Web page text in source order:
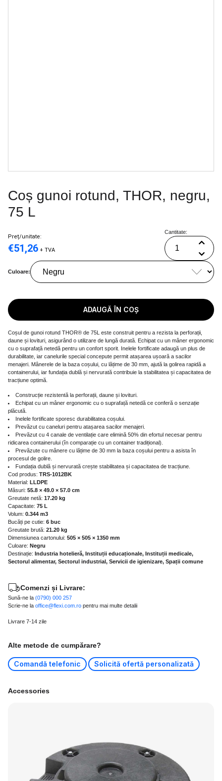
Coș gunoi rotund, THOR, negru,
75 L
Preț/unitate:
€51,26 + TVA
Cantitate:
Culoare:
ADAUGĂ ÎN COȘ
Coșul de gunoi rotund THOR® de 75L este construit pentru a rezista la perforații,
daune și lovituri, asigurând o utilizare de lungă durată. Echipat cu un mâner ergonomic
cu o suprafață netedă pentru un confort sporit. Inelele fortificate adaugă un plus de
durabilitate, iar canelurile special concepute permit atașarea ușoară a sacilor
menajeri. Mânerele de la baza coșului, cu lățime de 30 mm, ajută la golirea rapidă a
containerului, iar fundația dublă și nervurată contribuie la stabilitatea și capacitatea de
tracțiune optimă.
Construcție rezistentă la perforații, daune și lovituri.
Echipat cu un mâner ergonomic cu o suprafață netedă ce conferă o senzație
plăcută.
Inelele fortificate sporesc durabilitatea coșului.
Prevăzut cu caneluri pentru atașarea sacilor menajeri.
Prevăzut cu 4 canale de ventilație care elimină 50% din efortul necesar pentru
ridicarea containerului (în comparație cu un container tradițional).
Prevăzute cu mânere cu lățime de 30 mm la baza coșului pentru a asista în
procesul de golire.
Fundația dublă și nervurată crește stabilitatea și capacitatea de tracțiune.
Cod produs: TRS-1012BK
Material: LLDPE
Măsuri: 55.8 × 49.0 × 57.0 cm
Greutate netă: 17.20 kg
Capacitate: 75 L
Volum: 0.344 m3
Bucăți pe cutie: 6 buc
Greutate brută: 21.20 kg
Dimensiunea cartonului: 505 × 505 × 1350 mm
Culoare: Negru
Destinație: Industria hotelieră, Instituții educaționale, Instituții medicale,
Sectorul alimentar, Sectorul industrial, Servicii de igienizare, Spații comune
Comenzi și Livrare:
Sună-ne la (0790) 000 257
Scrie-ne la office@flexi.com.ro pentru mai multe detalii
Livrare 7-14 zile
Alte metode de cumpărare?
Comandă telefonic Solicită ofertă personalizată
Accessories